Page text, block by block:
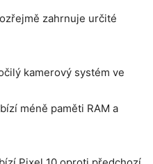
zahrnuje určité
kamerový systém ve
méně paměti RAM a